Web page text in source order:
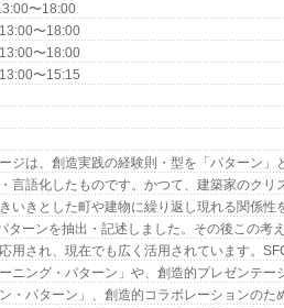
〜18:00
13:00〜18:00
13:00〜18:00
13:00〜15:15
ジは、創造実践の経験則・型を「パターン」
言語化したものです。かつて、建築家のクリ
いきとした町や建物に繰り返し現れる関係性
ターンを抽出・記述しました。その後この考
用され、現在でも広く活用されています。
ニング・パターン」や、創造的プレゼンテー
・パターン」、創造的コラボレーションのた